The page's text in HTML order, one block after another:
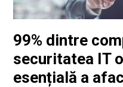
99% dintre
securitatea IT
esențială a